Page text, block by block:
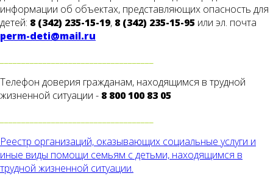
информации об объектах, представляющих опасность для
детей: 8 (342) 235-15-19, 8 (342) 235-15-95 или эл. почта
perm-deti@mail.ru
Телефон доверия гражданам, находящимся в трудной
жизненной ситуации - 8 800 100 83 05
Реестр организаций, оказывающих социальные услуги и
иные виды помощи семьям с детьми, находящимся в
трудной жизненной ситуации.